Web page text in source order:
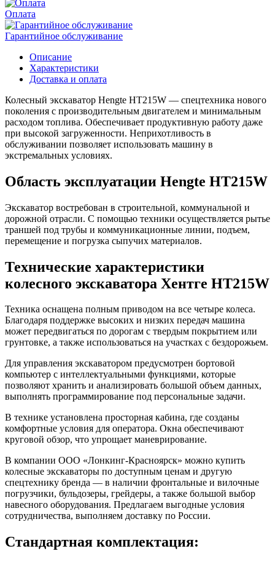
Оплата
Гарантийное обслуживание
Описание
Характеристики
Доставка и оплата
Колесный экскаватор Hengte HT215W — спецтехника нового
поколения с производительным двигателем и минимальным
расходом топлива. Обеспечивает продуктивную работу даже
при высокой загруженности. Неприхотливость в
обслуживании позволяет использовать машину в
экстремальных условиях.
Область эксплуатации Hengte HT215W
Экскаватор востребован в строительной, коммунальной и
дорожной отрасли. С помощью техники осуществляется рытье
траншей под трубы и коммуникационные линии, подъем,
перемещение и погрузка сыпучих материалов.
Технические характеристики
колесного экскаватора Хентге HT215W
Техника оснащена полным приводом на все четыре колеса.
Благодаря поддержке высоких и низких передач машина
может передвигаться по дорогам с твердым покрытием или
грунтовке, а также использоваться на участках с бездорожьем.
Для управления экскаватором предусмотрен бортовой
компьютер с интеллектуальными функциями, которые
позволяют хранить и анализировать большой объем данных,
выполнять программирование под персональные задачи.
В технике установлена просторная кабина, где созданы
комфортные условия для оператора. Окна обеспечивают
круговой обзор, что упрощает маневрирование.
В компании ООО «Лонкинг-Красноярск» можно купить
колесные экскаваторы по доступным ценам и другую
спецтехнику бренда — в наличии фронтальные и вилочные
погрузчики, бульдозеры, грейдеры, а также большой выбор
навесного оборудования. Предлагаем выгодные условия
сотрудничества, выполняем доставку по России.
Стандартная комплектация: